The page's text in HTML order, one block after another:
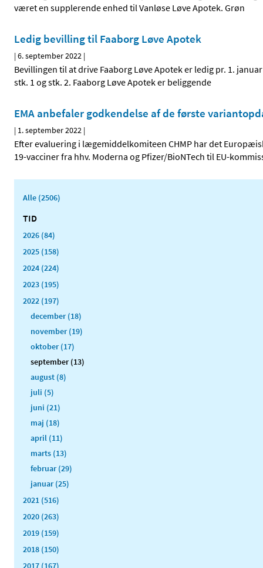
været en supplerende enhed til Vanløse Løve Apotek. Grøn
Ledig bevilling til Faaborg Løve Apotek
|6. september 2022 |
Bevillingen til at drive Faaborg Løve Apotek er ledig pr. 1.
stk. 1 og stk. 2. Faaborg Løve Apotek er beliggende
EMA anbefaler godkendelse af de første
| 1. september 2022 |
Efter evaluering i lægemiddelkomiteen CHMP har det
19-vacciner fra hhv. Moderna og Pfizer/BioNTech til EU-
Alle (2506)
TID
2026 (84)
2025 (158)
2024 (224)
2023 (195)
2022 (197)
december (18)
november (19)
oktober (17)
september (13)
august (8)
juli (5)
juni (21)
maj (18)
april (11)
marts (13)
februar (29)
januar (25)
2021 (516)
2020 (263)
2019 (159)
2018 (150)
2017 (167)